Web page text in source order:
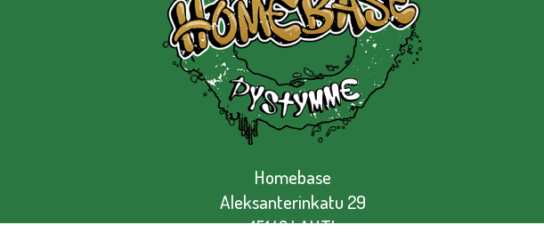
Homebase
Aleksanterinkatu 29
15140 LAHTI